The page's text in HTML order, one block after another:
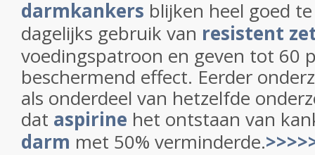
darmkankers blijken heel goed
dagelijks gebruik van resistent
voedingspatroon en geven tot 60
beschermend effect. Eerder
als onderdeel van hetzelfde
dat aspirine het ontstaan van
darm met 50% verminderde.